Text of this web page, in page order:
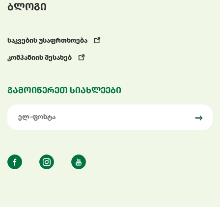
ბლოგი
საკვების უსაფრთხოება
კომპანიის შესახებ
გამოიწერეთ სიახლეები